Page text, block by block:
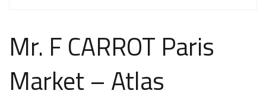
Mr. F CARROT Paris
Market – Atlas